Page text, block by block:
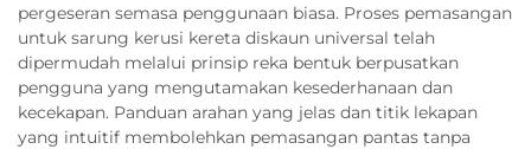
pergeseran semasa penggunaan biasa. Proses pemasangan
untuk sarung kerusi kereta diskaun universal telah
dipermudah melalui prinsip reka bentuk berpusatkan
pengguna yang mengutamakan kesederhanaan dan
kecekapan. Panduan arahan yang jelas dan titik lekapan
yang intuitif membolehkan pemasangan pantas tanpa